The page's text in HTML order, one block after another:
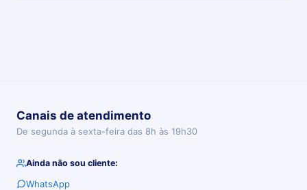
Canais de atendimento
De segunda à sexta-feira das 8h às 19h30
Ainda não sou cliente:
WhatsApp